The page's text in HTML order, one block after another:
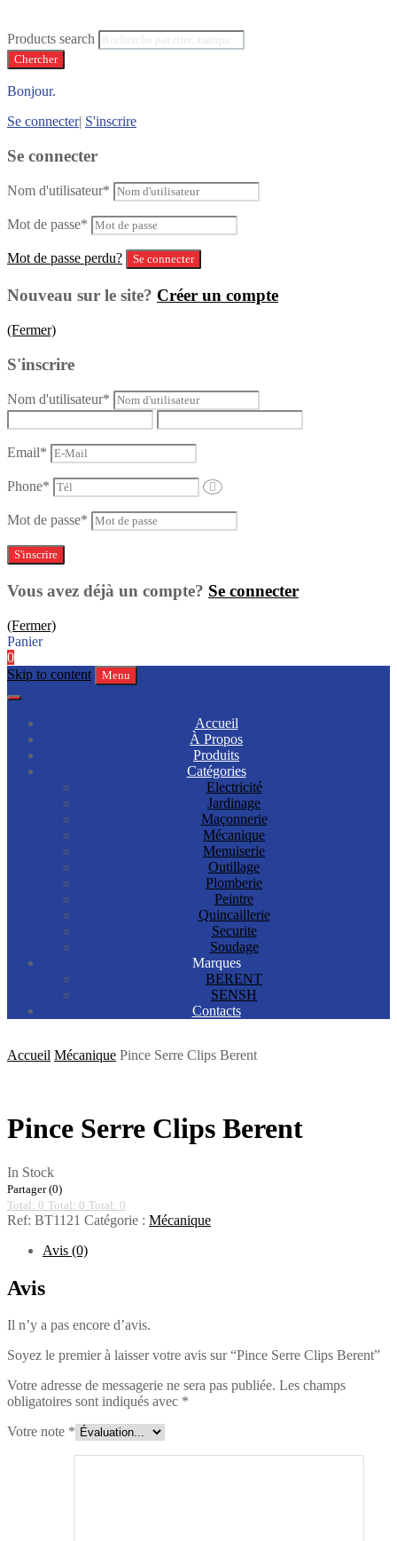
Products search
Chercher
Bonjour.
Se connecter| S'inscrire
Se connecter
Nom d'utilisateur*
Mot de passe*
Mot de passe perdu?
Nouveau sur le site? Créer un compte
(Fermer)
S'inscrire
Nom d'utilisateur*
Email*
Phone*
Mot de passe*
Vous avez déjà un compte? Se connecter
(Fermer)
Panier
0
Skip to content
Menu
Accueil
À Propos
Produits
Catégories
Electricité
Jardinage
Maçonnerie
Mécanique
Menuiserie
Outillage
Plomberie
Peintre
Quincaillerie
Securite
Soudage
Marques
BERENT
SENSH
Contacts
Accueil Mécanique Pince Serre Clips Berent
Pince Serre Clips Berent
In Stock
Partager (0)
Total: 0 Total: 0 Total: 0
Ref: BT1121 Catégorie : Mécanique
Avis (0)
Avis
Il n’y a pas encore d’avis.
Soyez le premier à laisser votre avis sur “Pince Serre Clips Berent”
Votre adresse de messagerie ne sera pas publiée. Les champs
obligatoires sont indiqués avec *
Votre note *